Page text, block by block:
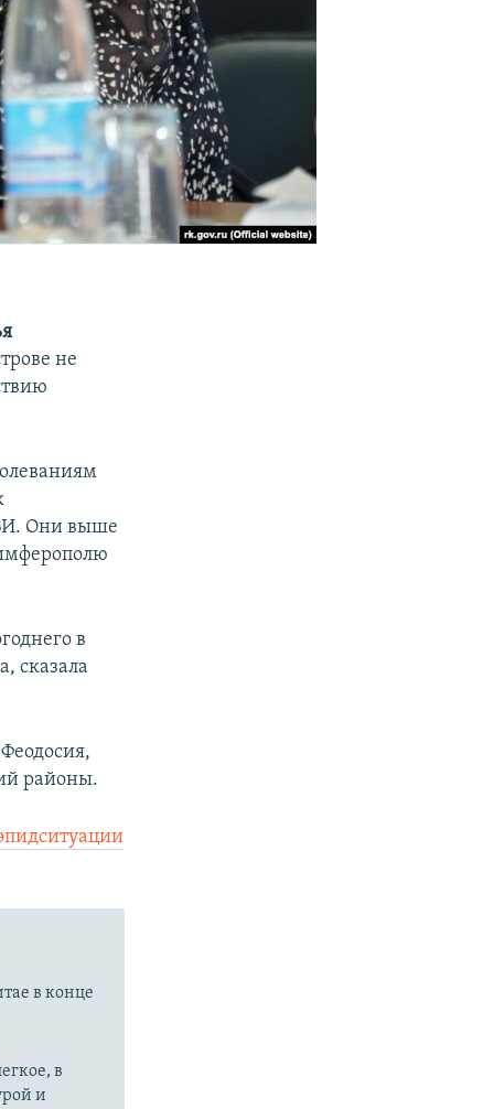
не
Они выше
в
сказала
районы.
в конце
в
и